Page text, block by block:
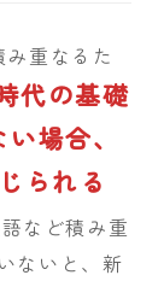
重なるた
代の基礎
場合、
られる
など積み重
ないと、新